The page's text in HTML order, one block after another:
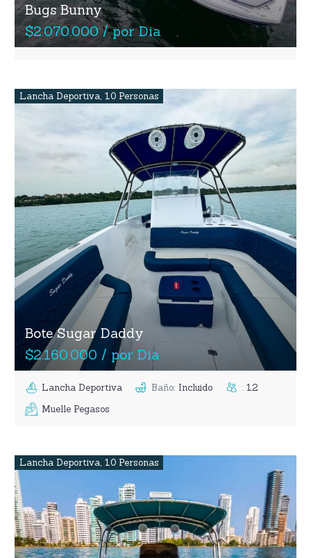
Bugs Bunny
$2.070.000 / por Dia
Lancha Deportiva, 10 Personas
Bote Sugar Daddy
$2.160.000 / por Dia
Lancha Deportiva Baño: Incluido : 12
Muelle Pegasos
Lancha Deportiva, 10 Personas